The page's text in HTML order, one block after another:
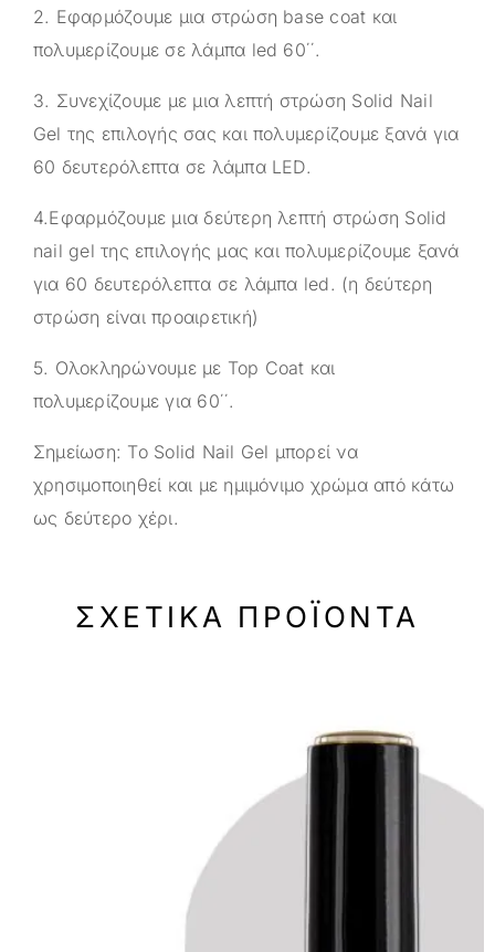
2. Εφαρμόζουμε μια στρώση base coat και
πολυμερίζουμε σε λάμπα led 60΄΄.
3. Συνεχίζουμε με μια λεπτή στρώση Solid Nail
Gel της επιλογής σας και πολυμερίζουμε ξανά για
60 δευτερόλεπτα σε λάμπα LED.
4.Εφαρμόζουμε μια δεύτερη λεπτή στρώση Solid
nail gel της επιλογής μας και πολυμερίζουμε ξανά
για 60 δευτερόλεπτα σε λάμπα led. (η δεύτερη
στρώση είναι προαιρετική)
5. Ολοκληρώνουμε με Top Coat και
πολυμερίζουμε για 60΄΄.
Σημείωση: Το Solid Nail Gel μπορεί να
χρησιμοποιηθεί και με ημιμόνιμο χρώμα από κάτω
ως δεύτερο χέρι.
ΣΧΕΤΙΚΆ ΠΡΟΪΌΝΤΑ